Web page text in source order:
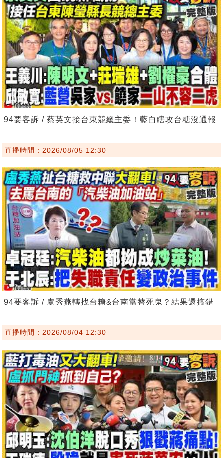
94要客訴 / 蔡英文接台東競總主委！藍白瞎攻台糖沒通報
直播時間：2026/08/05 12:30
94要客訴 / 盧秀燕轉找台糖&台南當替死鬼？結果還搞錯
直播時間：2026/08/04 12:30